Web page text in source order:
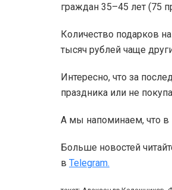
граждан 35–45 лет (75
Количество подарков
тысяч рублей чаще
Интересно, что за
праздника или не
А мы напоминаем, что в
Больше новостей
в Telegram.